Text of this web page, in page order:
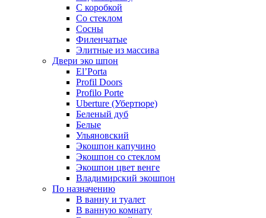
С коробкой
Со стеклом
Сосны
Филенчатые
Элитные из массива
Двери эко шпон
El’Porta
Profil Doors
Profilo Porte
Uberture (Убертюре)
Беленый дуб
Белые
Ульяновский
Экошпон капучино
Экошпон со стеклом
Экошпон цвет венге
Владимирский экошпон
По назначению
В ванну и туалет
В ванную комнату